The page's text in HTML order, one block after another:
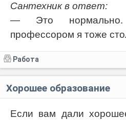
Сантехник в ответ:
— Это
профессором я тоже
Работа
Хорошее образование
Если вам дали